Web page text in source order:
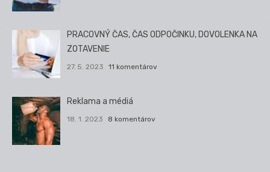
PRACOVNÝ ČAS, ČAS ODPOČINKU, DOVOLENKA NA
ZOTAVENIE
27. 5. 2023 11 komentárov
Reklama a médiá
18. 1. 2023 8 komentárov